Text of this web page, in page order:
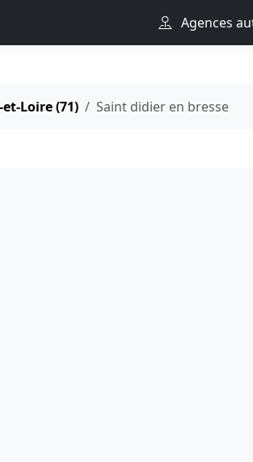
Agences
Loire (71) Saint didier en bresse